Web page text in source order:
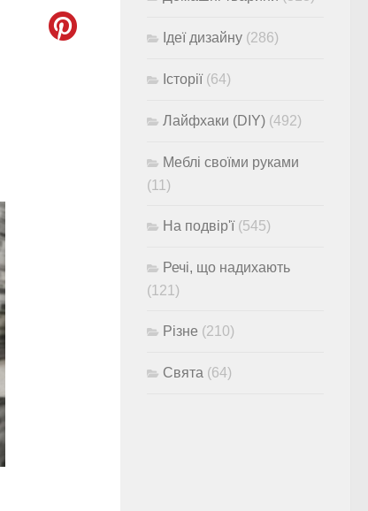
Ідеї дизайну (286)
Історії(64)
Лайфхаки (DIY) (492)
Меблі своїми руками
(11)
На подвір'ї(545)
Речі, що надихають
(121)
Різне (210)
Свята (64)